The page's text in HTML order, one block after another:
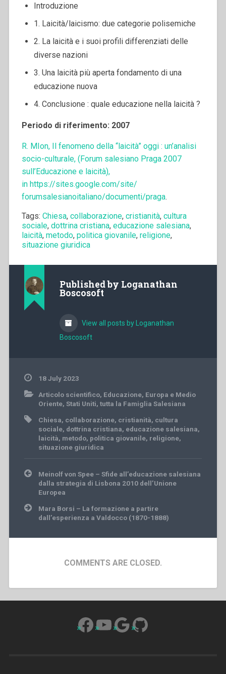
Introduzione
1. Laicità/laicismo: due categorie polisemiche
2. La laicità e i suoi profili differenziati delle
diverse nazioni
3. Una laicità più aperta fondamento di una
educazione nuova
4. Conclusione : quale educazione nella laicità ?
Periodo di riferimento: 2007
R. MIon, Il fenomeno della “laicità” oggi : un’analisi
socio-culturale, (Forum salesiano Praga 2007
sull’Educazione e laicità),
in https://sites.google.com/site/
forumsalesianoitaliano/documenti/praga.
Tags: Chiesa, collaborazione, cristianità, cultura
sociale, dottrina cristiana, educazione salesiana,
laicità, metodo, politica giovanile, religione,
situazione giuridica
Published by Loganathan
Boscosoft
View all posts by Loganathan
Boscosoft
18 July 2023
Articolo scientifico, Educazione, Europa e Medio
Oriente, Stati Uniti, tutta la Famiglia Salesiana
Chiesa, collaborazione, cristianità, cultura
sociale, dottrina cristiana, educazione salesiana,
laicità, metodo, politica giovanile, religione,
situazione giuridica
Post
navigation
Meinolf von Spee – Sfide all’educazione salesiana
dalla strategia di Lisbona 2010 dell’Unione
Europea
Mara Borsi – La formazione a partire
dall’esperienza a Valdocco (1870-1888)
COMMENTS ARE CLOSED.
Facebook
YouTube
Google
GitHub